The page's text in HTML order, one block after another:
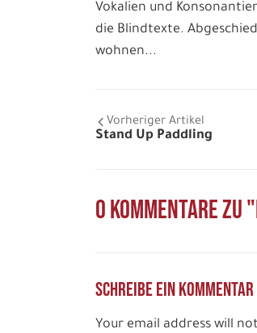
Vokalien und
die Blindtexte.
wohnen...
Vorheriger Artikel
Stand Up Paddling
0 Kommentare zu
Schreibe ein Kommentar
Your email address will